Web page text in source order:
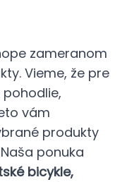
zameranom
Vieme, že pre
vám
produkty
ponuka
bicykle,